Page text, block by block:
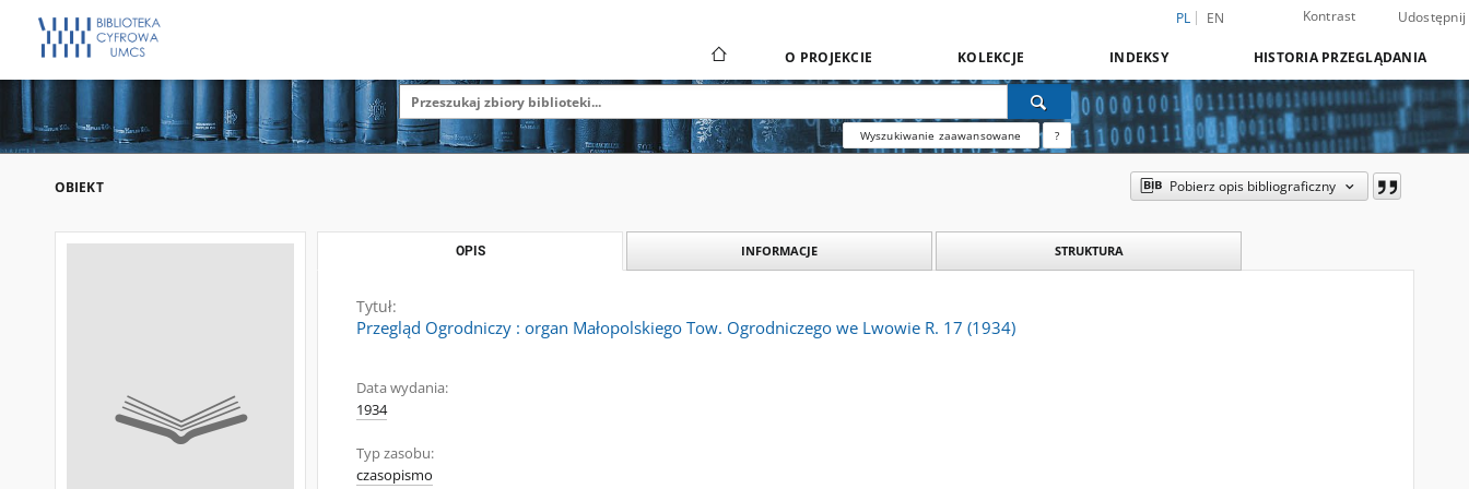
PL EN Kontrast Udostępnij
O PROJEKCIE KOLEKCJE INDEKSY HISTORIA PRZEGLĄDANIA
Wyszukiwanie zaawansowane ?
OBIEKT Pobierz opis bibliograficzny
OPIS INFORMACJE STRUKTURA
Tytuł:
Przegląd Ogrodniczy : organ Małopolskiego Tow. Ogrodniczego we Lwowie R. 17 (1934)
Data wydania:
1934
Typ zasobu:
czasopismo